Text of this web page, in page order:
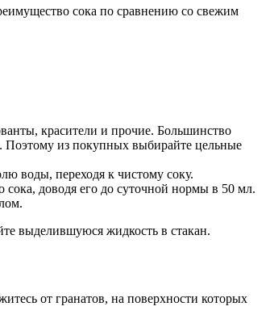
сока по сравнению со свежим
красители и прочие. Большинство
Поэтому из покупных выбирайте цельные
воды, переходя к чистому соку.
сока, доводя его до суточной нормы в 50 мл.
выделившуюся жидкость в стакан.
от гранатов, на поверхности которых